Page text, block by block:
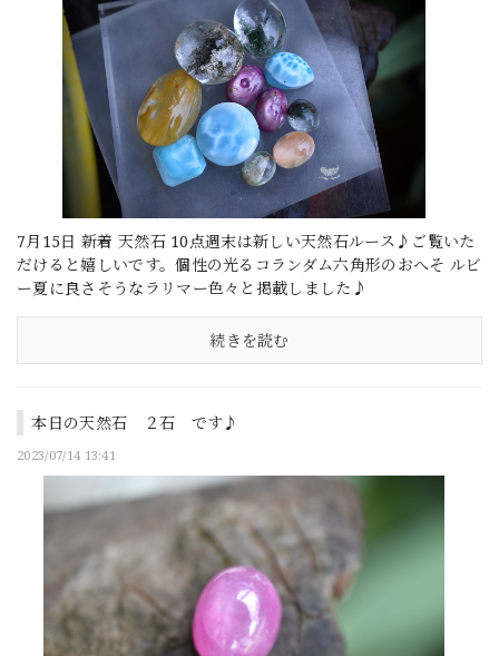
7月15日 新着 天然石 10点週末は新しい天然石ルース♪ご覧いた
だけると嬉しいです。個性の光るコランダム六角形のおへそ ルビ
ー夏に良さそうなラリマー色々と掲載しました♪
続きを読む
本日の天然石 ２石 です♪
2023/07/14 13:41